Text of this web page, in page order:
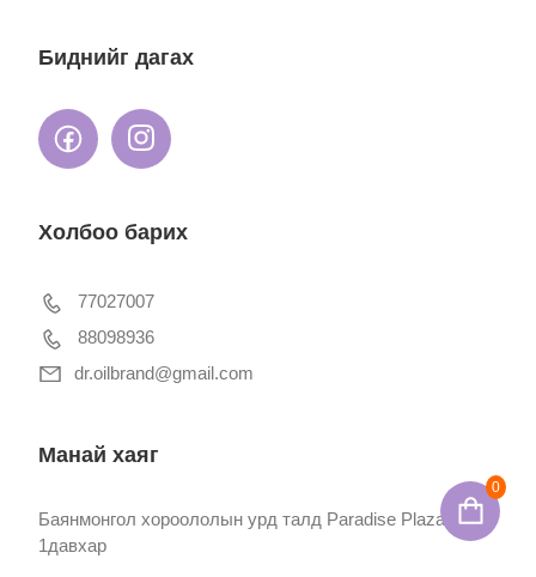
0
Биднийг дагах
Холбоо барих
77027007
88098936
dr.oilbrand@gmail.com
Манай хаяг
Баянмонгол хороололын урд талд Paradise Plaza
1давхар